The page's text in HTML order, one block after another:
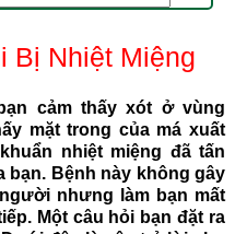
Bị Nhiệt Miệng
cảm thấy xót ở vùng
mặt trong của má xuất
nhiệt miệng đã tấn
bạn. Bệnh này không gây
nhưng làm bạn mất
Một câu hỏi bạn đặt ra